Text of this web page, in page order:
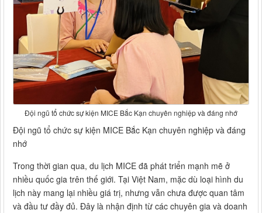
Đội ngũ tổ chức sự kiện MICE Bắc Kạn chuyên nghiệp và đáng nhớ
Đội ngũ tổ chức sự kiện MICE Bắc Kạn chuyên nghiệp và đáng
nhớ
Trong thời gian qua, du lịch MICE đã phát triển mạnh mẽ ở
nhiều quốc gia trên thế giới. Tại Việt Nam, mặc dù loại hình du
lịch này mang lại nhiều giá trị, nhưng vẫn chưa được quan tâm
và đầu tư đầy đủ. Đây là nhận định từ các chuyên gia và doanh